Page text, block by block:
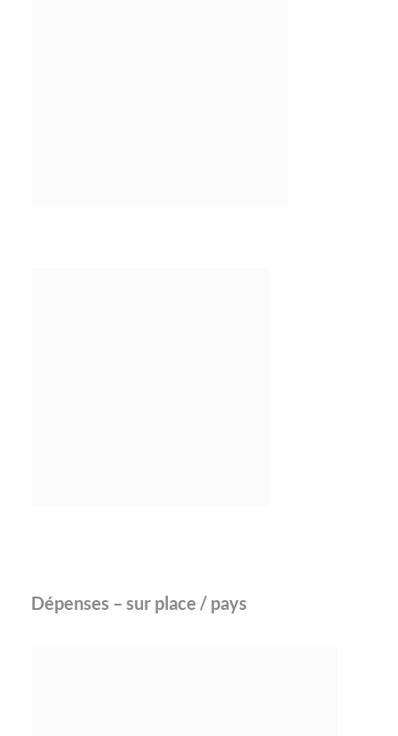
Dépenses – sur place / pays